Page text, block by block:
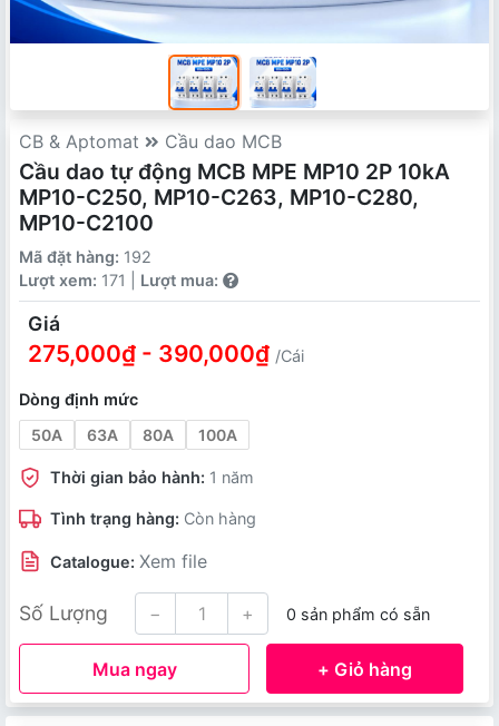
CB & Aptomat Cầu dao MCB
Cầu dao tự động MCB MPE MP10 2P 10kA
MP10-C250, MP10-C263, MP10-C280,
MP10-C2100
Mã đặt hàng: 192
Lượt xem: 171 | Lượt mua:
Giá
275,000₫ - 390,000₫ /Cái
Dòng định mức
50A
63A 80A 100A
Thời gian bảo hành: 1 năm
Tình trạng hàng: Còn hàng
Catalogue: Xem file
Số Lượng − + 0 sản phẩm có sẵn
Mua ngay + Giỏ hàng